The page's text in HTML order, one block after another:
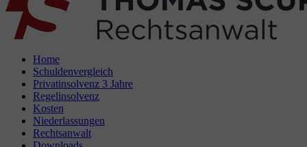
Home
Schuldenvergleich
Privatinsolvenz 3 Jahre
Regelinsolvenz
Kosten
Niederlassungen
Rechtsanwalt